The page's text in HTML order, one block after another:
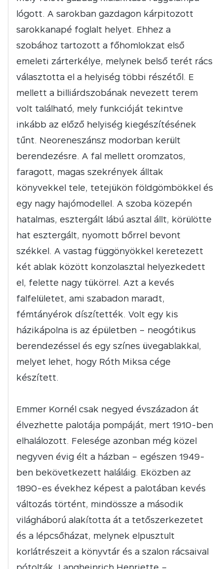
lógott. A sarokban gazdagon kárpitozott
sarokkanapé foglalt helyet. Ehhez a
szobához tartozott a főhomlokzat első
emeleti zárterkélye, melynek belső terét rács
választotta el a helyiség többi részétől. E
mellett a billiárdszobának nevezett terem
volt található, mely funkcióját tekintve
inkább az előző helyiség kiegészítésének
tűnt. Neoreneszánsz modorban került
berendezésre. A fal mellett oromzatos,
faragott, magas szekrények álltak
könyvekkel tele, tetejükön földgömbökkel és
egy nagy hajómodellel. A szoba közepén
hatalmas, esztergált lábú asztal állt, körülötte
hat esztergált, nyomott bőrrel bevont
székkel. A vastag függönyökkel keretezett
két ablak között konzolasztal helyezkedett
el, felette nagy tükörrel. Azt a kevés
falfelületet, ami szabadon maradt,
fémtányérok díszítették. Volt egy kis
házikápolna is az épületben – neogótikus
berendezéssel és egy színes üvegablakkal,
melyet lehet, hogy Róth Miksa cége
készített.
Emmer Kornél csak negyed évszázadon át
élvezhette palotája pompáját, mert 1910-ben
elhalálozott. Felesége azonban még közel
negyven évig élt a házban – egészen 1949-
ben bekövetkezett haláláig. Eközben az
1890-es évekhez képest a palotában kevés
változás történt, mindössze a második
világháború alakította át a tetőszerkezetet
és a lépcsőházat, melynek elpusztult
korlátrészeit a könyvtár és a szalon rácsaival